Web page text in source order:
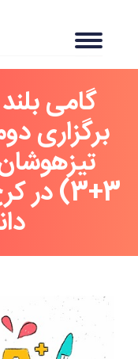
گامی
برگزاری
3+3) در